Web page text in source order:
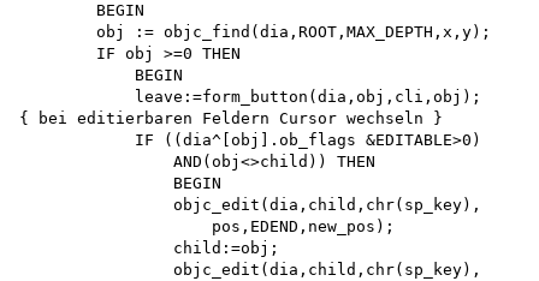
        BEGIN
        obj := objc_find(dia,ROOT,MAX_DEPTH,x,y);
        IF obj >=0 THEN
            BEGIN
            leave:=form_button(dia,obj,cli,obj);
{ bei editierbaren Feldern Cursor wechseln }
            IF ((dia^[obj].ob_flags &EDITABLE>0)
                AND(obj<>child)) THEN
                BEGIN
                objc_edit(dia,child,chr(sp_key),
                    pos,EDEND,new_pos);
                child:=obj;
                objc_edit(dia,child,chr(sp_key),